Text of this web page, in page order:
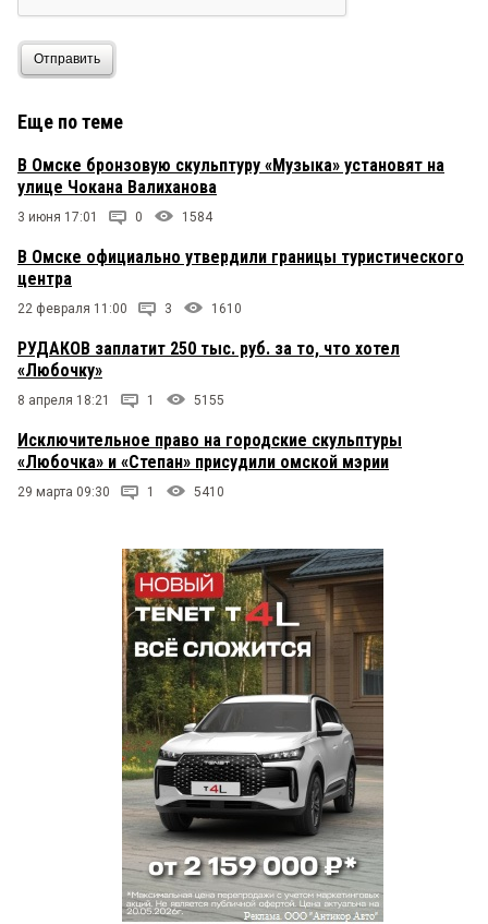
Отправить
Еще по теме
В Омске бронзовую скульптуру «Музыка» установят на
улице Чокана Валиханова
3 июня 17:01 0 1584
В Омске официально утвердили границы туристического
центра
22 февраля 11:00 3 1610
РУДАКОВ заплатит 250 тыс. руб. за то, что хотел
«Любочку»
8 апреля 18:21 1 5155
Исключительное право на городские скульптуры
«Любочка» и «Степан» присудили омской мэрии
29 марта 09:30 1 5410